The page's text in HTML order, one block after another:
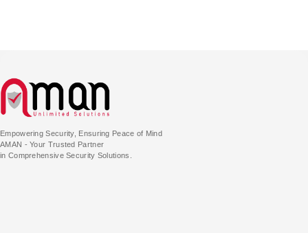
Empowering Security, Ensuring Peace of Mind
AMAN - Your Trusted Partner
in Comprehensive Security Solutions.